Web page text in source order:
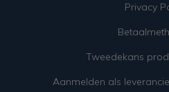
Privacy
Tweedekans
Aanmelden als